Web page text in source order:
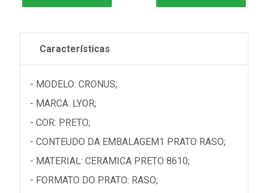
Características
- MODELO: CRONUS;
- MARCA: LYOR;
- COR: PRETO;
- CONTEUDO DA EMBALAGEM1 PRATO RASO;
- MATERIAL: CERAMICA PRETO 8610;
- FORMATO DO PRATO: RASO;